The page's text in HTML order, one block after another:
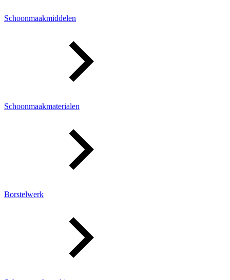
Schoonmaakmiddelen
Schoonmaakmaterialen
Borstelwerk